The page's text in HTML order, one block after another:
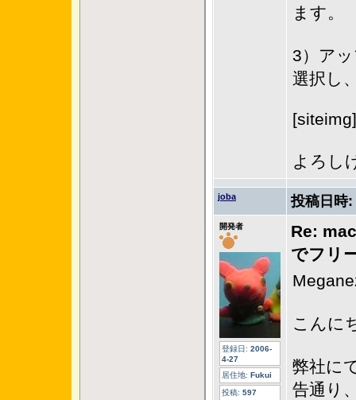
ます。
3）ア
選択し
よろし
joba 投稿日時:
開発者
登録日: 2006-
4-27
居住地: Fukui
投稿: 597
Re:
でフリ
こんに
弊社に
告通り